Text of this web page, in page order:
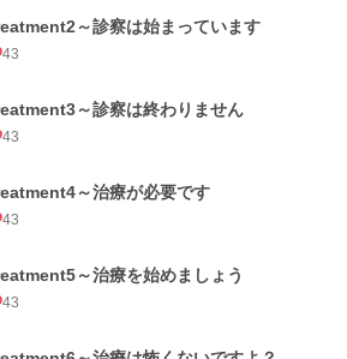
～診察は始まっています
43
～診察は終わりません
43
～治療が必要です
43
～治療を始めましょう
43